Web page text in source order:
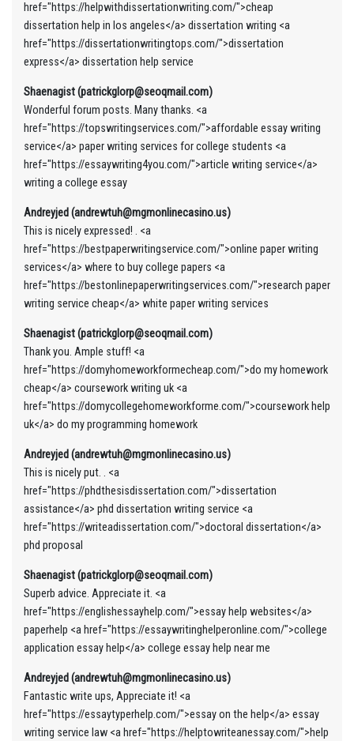
href="https://helpwithdissertationwriting.com/">cheap
dissertation help in los angeles</a> dissertation writing <a
href="https://dissertationwritingtops.com/">dissertation
express</a> dissertation help service
Shaenagist (patrickglorp@seoqmail.com)
Wonderful forum posts. Many thanks. <a
href="https://topswritingservices.com/">affordable essay writing
service</a> paper writing services for college students <a
href="https://essaywriting4you.com/">article writing service</a>
writing a college essay
Andreyjed (andrewtuh@mgmonlinecasino.us)
This is nicely expressed! . <a
href="https://bestpaperwritingservice.com/">online paper writing
services</a> where to buy college papers <a
href="https://bestonlinepaperwritingservices.com/">research paper
writing service cheap</a> white paper writing services
Shaenagist (patrickglorp@seoqmail.com)
Thank you. Ample stuff! <a
href="https://domyhomeworkformecheap.com/">do my homework
cheap</a> coursework writing uk <a
href="https://domycollegehomeworkforme.com/">coursework help
uk</a> do my programming homework
Andreyjed (andrewtuh@mgmonlinecasino.us)
This is nicely put. . <a
href="https://phdthesisdissertation.com/">dissertation
assistance</a> phd dissertation writing service <a
href="https://writeadissertation.com/">doctoral dissertation</a>
phd proposal
Shaenagist (patrickglorp@seoqmail.com)
Superb advice. Appreciate it. <a
href="https://englishessayhelp.com/">essay help websites</a>
paperhelp <a href="https://essaywritinghelperonline.com/">college
application essay help</a> college essay help near me
Andreyjed (andrewtuh@mgmonlinecasino.us)
Fantastic write ups, Appreciate it! <a
href="https://essaytyperhelp.com/">essay on the help</a> essay
writing service law <a href="https://helptowriteanessay.com/">help